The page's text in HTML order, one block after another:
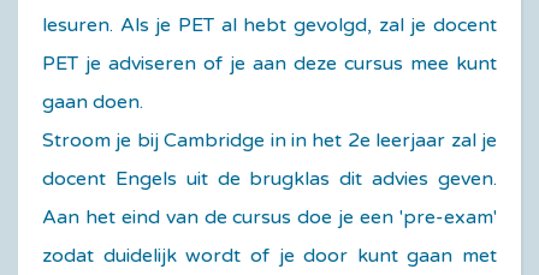
lesuren. Als je PET al hebt gevolgd, zal je docent
PET je adviseren of je aan deze cursus mee kunt
gaan doen.
Stroom je bij Cambridge in in het 2e leerjaar zal je
docent Engels uit de brugklas dit advies geven.
Aan het eind van de cursus doe je een 'pre-exam'
zodat duidelijk wordt of je door kunt gaan met